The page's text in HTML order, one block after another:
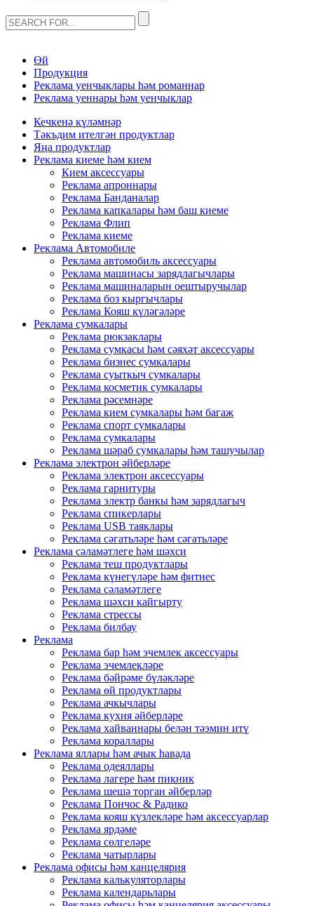
Өй
Продукция
Реклама уенчыклары һәм романнар
Реклама уеннары һәм уенчыклар
Кечкенә күләмнәр
Тәкъдим ителгән продуктлар
Яңа продуктлар
Реклама киеме һәм кием
Кием аксессуары
Реклама апроннары
Реклама Банданалар
Реклама капкалары һәм баш киеме
Реклама Флип
Реклама киеме
Реклама Автомобиле
Реклама автомобиль аксессуары
Реклама машинасы зарядлагычлары
Реклама машиналарын оештыручылар
Реклама боз кыргычлары
Реклама Кояш күләгәләре
Реклама сумкалары
Реклама рюкзаклары
Реклама сумкасы һәм сәяхәт аксессуары
Реклама бизнес сумкалары
Реклама суыткыч сумкалары
Реклама косметик сумкалары
Реклама рәсемнәре
Реклама кием сумкалары һәм багаж
Реклама спорт сумкалары
Реклама сумкалары
Реклама шәраб сумкалары һәм ташучылар
Реклама электрон әйберләре
Реклама электрон аксессуары
Реклама гарнитуры
Реклама электр банкы һәм зарядлагыч
Реклама спикерлары
Реклама USB таяклары
Реклама сәгатьләре һәм сәгатьләре
Реклама сәламәтлеге һәм шәхси
Реклама теш продуктлары
Реклама күнегүләре һәм фитнес
Реклама сәламәтлеге
Реклама шәхси кайгырту
Реклама стрессы
Реклама билбау
Реклама
Реклама бар һәм эчемлек аксессуары
Реклама эчемлекләре
Реклама бәйрәме бүләкләре
Реклама өй продуктлары
Реклама ачкычлары
Реклама кухня әйберләре
Реклама хайваннары белән тәэмин итү
Реклама кораллары
Реклама яллары һәм ачык һавада
Реклама одеяллары
Реклама лагере һәм пикник
Реклама шешә торган әйберләр
Реклама Пончос & Радико
Реклама кояш күзлекләре һәм аксессуарлар
Реклама ярдәме
Реклама сөлгеләре
Реклама чатырлары
Реклама офисы һәм канцелярия
Реклама калькуляторлары
Реклама календарьлары